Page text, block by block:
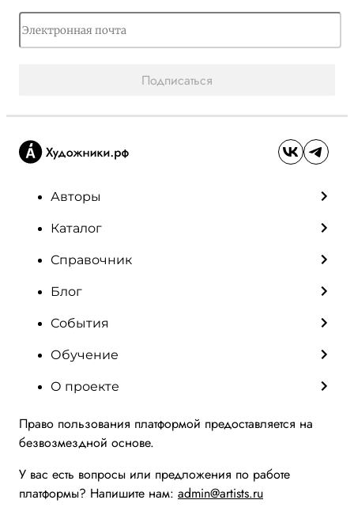
Подписаться
Авторы
Каталог
Справочник
Блог
События
Обучение
О проекте
Право пользования платформой предоставляется на
безвозмездной основе.
У вас есть вопросы или предложения по работе
платформы? Напишите нам: admin@artists.ru